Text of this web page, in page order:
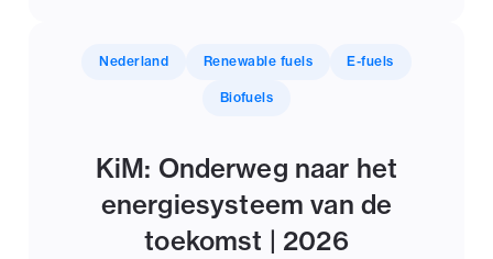
Nederland Renewable fuels E-fuels
Biofuels
KiM: Onderweg naar het
energiesysteem van de
toekomst | 2026